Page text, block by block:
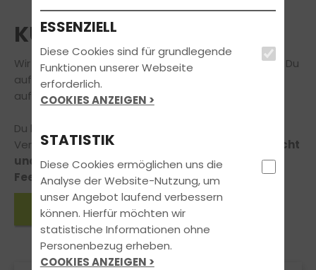
KUNDENSTIMMEN
Wir können Dir viel erzählen – aber am Besten hörst Du
auf unsere Fahrschüler und Fahrschülerinnen, die wir
auf Ihrem Weg zum Führerschein begleiten durften.
Du hast selbst Anregungen, Lob oder
Verbesserungsvorschläge für uns?
Dann zögere nicht
und schreib uns, wir freuen uns über Dein
Feedback!
Eintrag verfassen
ESSENZIELL
Diese Cookies sind für grundlegende
Funktionen unserer Webseite
erforderlich.
COOKIES ANZEIGEN >
STATISTIK
Diese Cookies ermöglichen uns die
Analyse der Website-Nutzung, um
unser Angebot laufend verbessern
können. Hierfür möchten wir
statistische Informationen ohne
Personenbezug erheben.
COOKIES ANZEIGEN >